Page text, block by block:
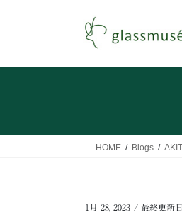
HOME Blogs
1月 28, 2023 / 最終更新